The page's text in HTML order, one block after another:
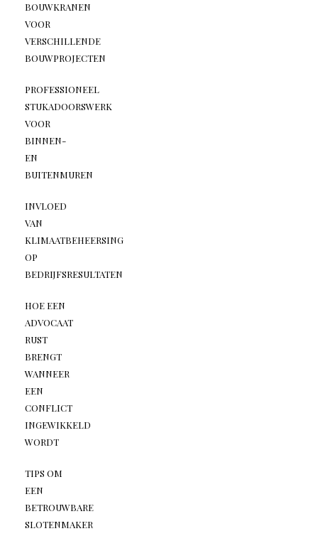
BOUWKRANEN
VOOR
VERSCHILLENDE
BOUWPROJECTEN
PROFESSIONEEL
STUKADOORSWERK
VOOR
BINNEN-
EN
BUITENMUREN
INVLOED
VAN
KLIMAATBEHEERSING
OP
BEDRIJFSRESULTATEN
HOE EEN
ADVOCAAT
RUST
BRENGT
WANNEER
EEN
CONFLICT
INGEWIKKELD
WORDT
TIPS OM
EEN
BETROUWBARE
SLOTENMAKER